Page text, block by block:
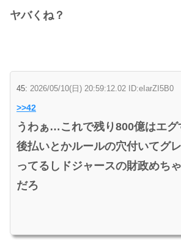
ヤバくね？
45: 2026/05/10(日) 20:59:12.02 ID:eIarZI5B0
>>42
うわぁ…これで残り800億はエ
後払いとかルールの穴付いてグ
ってるしドジャースの財政めち
だろ